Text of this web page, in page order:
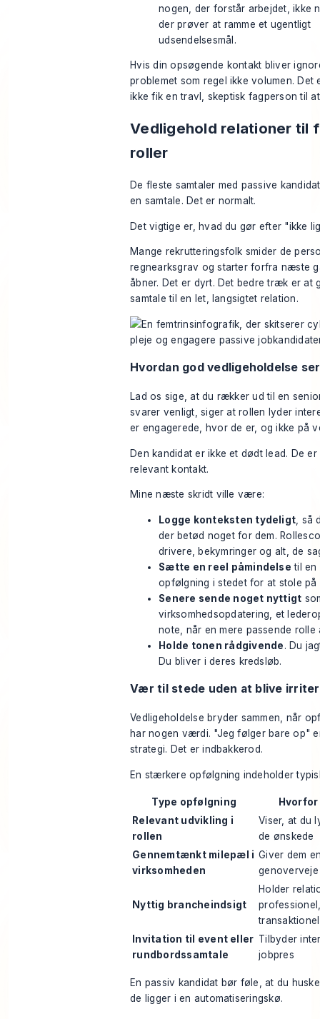
nogen, der forstår arbejdet, ikke
der prøver at ramme et ugentligt
udsendelsesmål.
Hvis din opsøgende kontakt bliver
problemet som regel ikke volumen. Det
ikke fik en travl, skeptisk fagperson til
Vedligehold relationer til
roller
De fleste samtaler med passive
en samtale. Det er normalt.
Det vigtige er, hvad du gør efter "ikke
Mange rekrutteringsfolk smider de
regnearksgrav og starter forfra næste
åbner. Det er dyrt. Det bedre træk er at
samtale til en let, langsigtet relation.
Hvordan god vedligeholdelse
Lad os sige, at du rækker ud til en
svarer venligt, siger at rollen lyder
er engagerede, hvor de er, og ikke på
Den kandidat er ikke et dødt lead. De
relevant kontakt.
Mine næste skridt ville være:
Logge konteksten tydeligt , så
der betød noget for dem.
drivere, bekymringer og alt, de
Sætte en reel påmindelse til en
opfølgning i stedet for at stole på
Senere sende noget nyttigt
virksomhedsopdatering, et
note, når en mere passende rolle
Holde tonen rådgivende. Du
Du bliver i deres kredsløb.
Vær til stede uden at blive
Vedligeholdelse bryder sammen, når
har nogen værdi. "Jeg følger bare op"
strategi. Det er indbakkerod.
En stærkere opfølgning indeholder
Type opfølgning
Relevant udvikling i
rollen
Viser, at du
de ønskede
Gennemtænkt milepæl i
virksomheden
Giver dem
genoverveje
Nyttig brancheindsigt
Holder
transaktionel
Invitation til event eller
rundbordssamtale
Tilbyder
jobpres
En passiv kandidat bør føle, at du
de ligger i en automatiseringskø.